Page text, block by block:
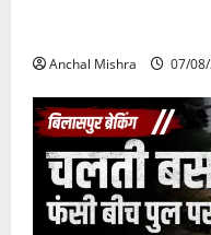
Anchal Mishra 07/